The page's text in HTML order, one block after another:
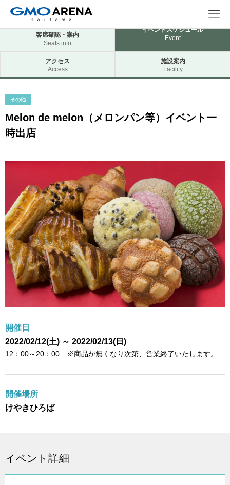
客席確認・案内
Seats info
イベントスケジュール
Event
アクセス
Access
施設案内
Facility
その他
Melon de melon（メロンパン等）イベント一
時出店
開催日
2022/02/12(土) ～ 2022/02/13(日)
12：00～20：00 ※商品が無くなり次第、営業終了いたします。
開催場所
けやきひろば
イベント詳細